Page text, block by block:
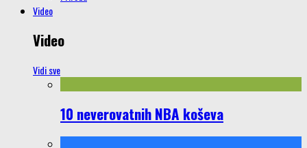
Video
Video
Vidi sve
10 neverovatnih NBA koševa